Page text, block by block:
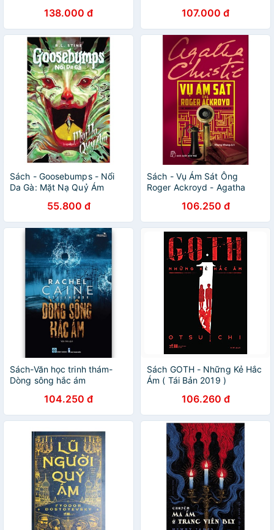
138.000 đ 107.000 đ
Sách - Goosebumps - Nổi
Da Gà: Mặt Nạ Quỷ Ám
55.800 đ
Sách - Vụ Ám Sát Ông
Roger Ackroyd - Agatha
106.250 đ
Sách-Văn học trinh thám-
Dòng sông hắc ám
104.250 đ
Sách GOTH - Những Kẻ Hắc
Ám ( Tái Bản 2019 )
106.260 đ